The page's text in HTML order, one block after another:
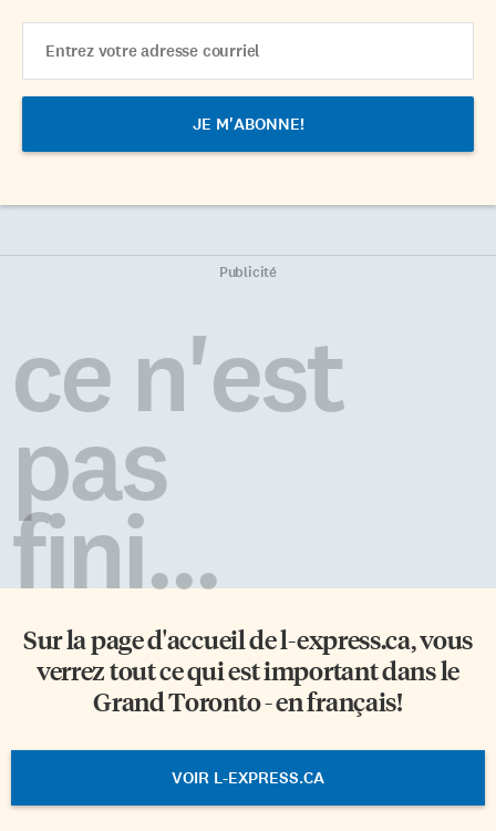
Address
Publicité
ce n'est
pas
fini...
Sur la page d'accueil del-express.ca, vous
verrez tout ce qui est important dans le
Grand Toronto - en français!
VOIR L-EXPRESS.CA